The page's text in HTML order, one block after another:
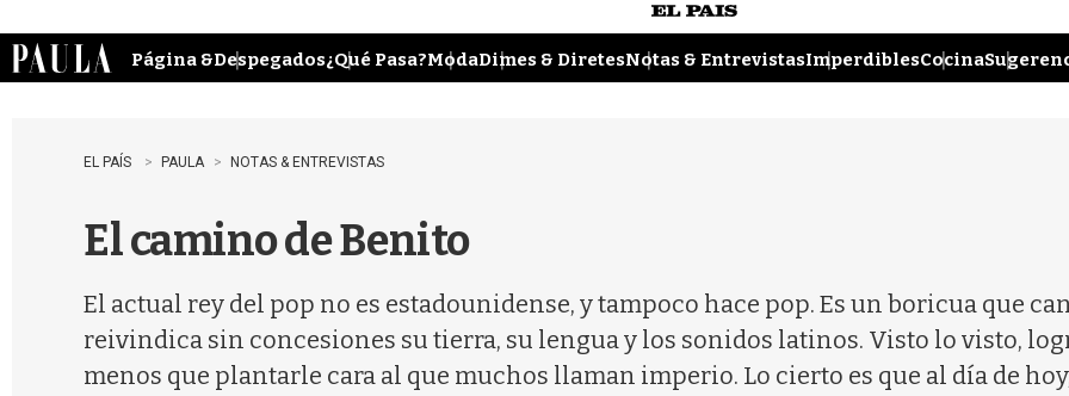
u
Página &Despegados¿Qué Pasa?ModaDimes & DiretesNotas & EntrevistasImperdiblesCocina
EL PAÍS PAULA NOTAS & ENTREVISTAS
El camino de Benito
El actual rey del pop no es estadounidense, y tampoco hace pop. Es un boricua que
reivindica sin concesiones su tierra, su lengua y los sonidos latinos. Visto lo visto,
menos que plantarle cara al que muchos llaman imperio. Lo cierto es que al día de